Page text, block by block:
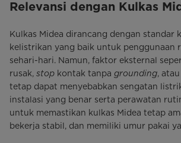
Relevansi dengan Kulkas
Kulkas Midea dirancang dengan standar
kelistrikan yang baik untuk penggunaan
sehari-hari. Namun, faktor eksternal
rusak, stop kontak tanpa grounding,
tetap dapat menyebabkan sengatan
instalasi yang benar serta perawatan
untuk memastikan kulkas Midea tetap
bekerja stabil, dan memiliki umur pakai